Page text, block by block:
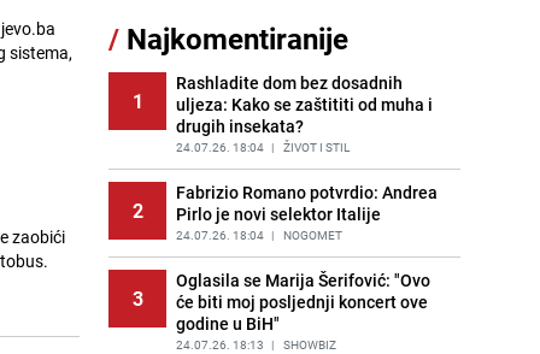
sistema,
zaobići
11
oduzeo zastavu s ljiljanima i
sankcionisao vozača iz Bosanskog
Novog
PRIJE 2 DANA | BOSNA I HERCEGOVINA
12
Kao iz slastičarne: Rolada od
čokolade i kokosa bez pečenja,
jednostavan desert bez imalo muke
PRIJE 2 DANA | RECEPTI
13
Tajna savršenog makedonskog
ajvara: Stari recept za kremast i
bogat okus
PRIJE 2 DANA | RECEPTI
/ Najkomentiranije
1
Rashladite dom bez dosadnih
uljeza: Kako se zaštititi od muha i
drugih insekata?
24.07.26. 18:04 | ŽIVOT I STIL
2
Fabrizio Romano potvrdio: Andrea
Pirlo je novi selektor Italije
24.07.26. 18:04 | NOGOMET
3
Oglasila se Marija Šerifović: "Ovo
će biti moj posljednji koncert ove
godine u BiH"
24.07.26. 18:13 | SHOWBIZ